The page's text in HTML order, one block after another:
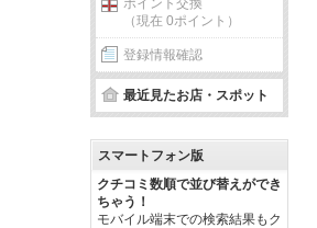
ポイント交換
（現在 0ポイント）
登録情報確認
最近見たお店・スポット
スマートフォン版
クチコミ数順で並び替えができ
ちゃう！
モバイル端末での検索結果もク